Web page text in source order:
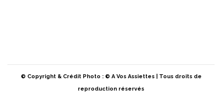
© Copyright & Crédit Photo : © A Vos Assiettes | Tous droits de
reproduction réservés